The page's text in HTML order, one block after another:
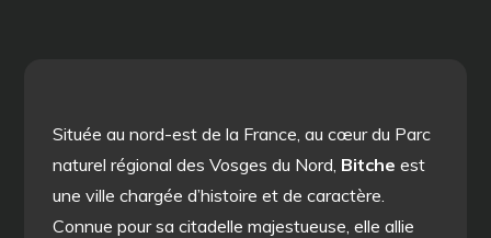
Située au nord-est de la France, au cœur du Parc
naturel régional des Vosges du Nord, Bitche est
une ville chargée d’histoire et de caractère.
Connue pour sa citadelle majestueuse, elle allie